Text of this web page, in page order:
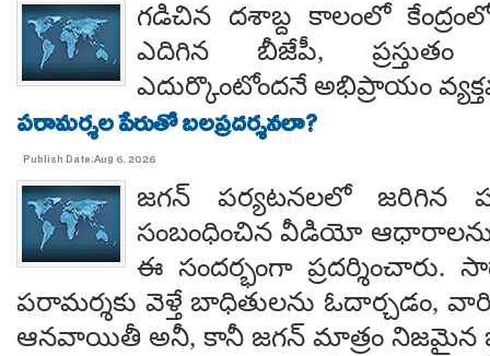
గడిచిన దశాబ్ద కాలంలో
ఎదిగిన బీజేపీ, ప్రస్తుతం
ఎదుర్కొంటోందనే అభిప్రాయం
పరామర్శల పేరుతో బలప్రదర్శనలా?
Publish Date:Aug 6, 2026
జగన్ పర్యటనలలో జరిగిన
సంబంధించిన వీడియో
ఈ సందర్భంగా
పరామర్శకు వెళ్తే బాధితులను ఓదార్చడం,
ఆనవాయితీ అనీ, కానీ జగన్ మాత్రం నిజమైన